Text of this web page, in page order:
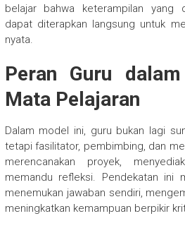
belajar bahwa keterampilan yang
dapat diterapkan langsung untuk
nyata.
Peran Guru
Mata Pelajaran
Dalam model ini, guru bukan lagi
tetapi fasilitator, pembimbing, dan
merencanakan proyek,
memandu refleksi. Pendekatan ini
menemukan jawaban sendiri,
meningkatkan kemampuan berpikir